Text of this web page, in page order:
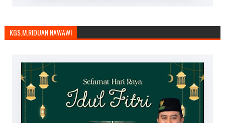
KGS.M.RIDUAN NAWAWI